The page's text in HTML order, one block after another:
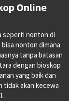
Online
seperti nonton di
nonton dimana
tanpa batasan
dengan bioskop
yang baik dan
tidak akan kecewa